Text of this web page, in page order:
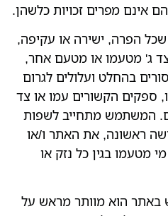
אינם מפרים זכויות כלשהן.
הפרה, ישירה או עקיפה,
ג' מטעמו או מטעם אחר,
בהחלט ועלולים לגרום
ספקים הקשורים עמו או צד
המשתמש מתחייב לשפות
ראשונה, את האתר ו/או
מטעמו בגין כל נזק או
הוא מוותר מראש על